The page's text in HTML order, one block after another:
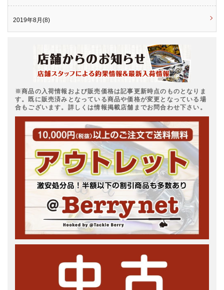
2019年8月(8)
※商品の入荷情報および販売価格は記事更新時点のものとなりま
す。既に販売済みとなっている商品や価格が変更となっている場
合もございます。詳しくは情報掲載店舗までお問合わせ下さい。